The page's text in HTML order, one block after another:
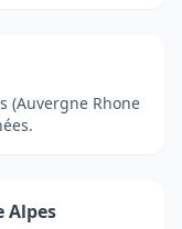
(Auvergne Rhone
Alpes